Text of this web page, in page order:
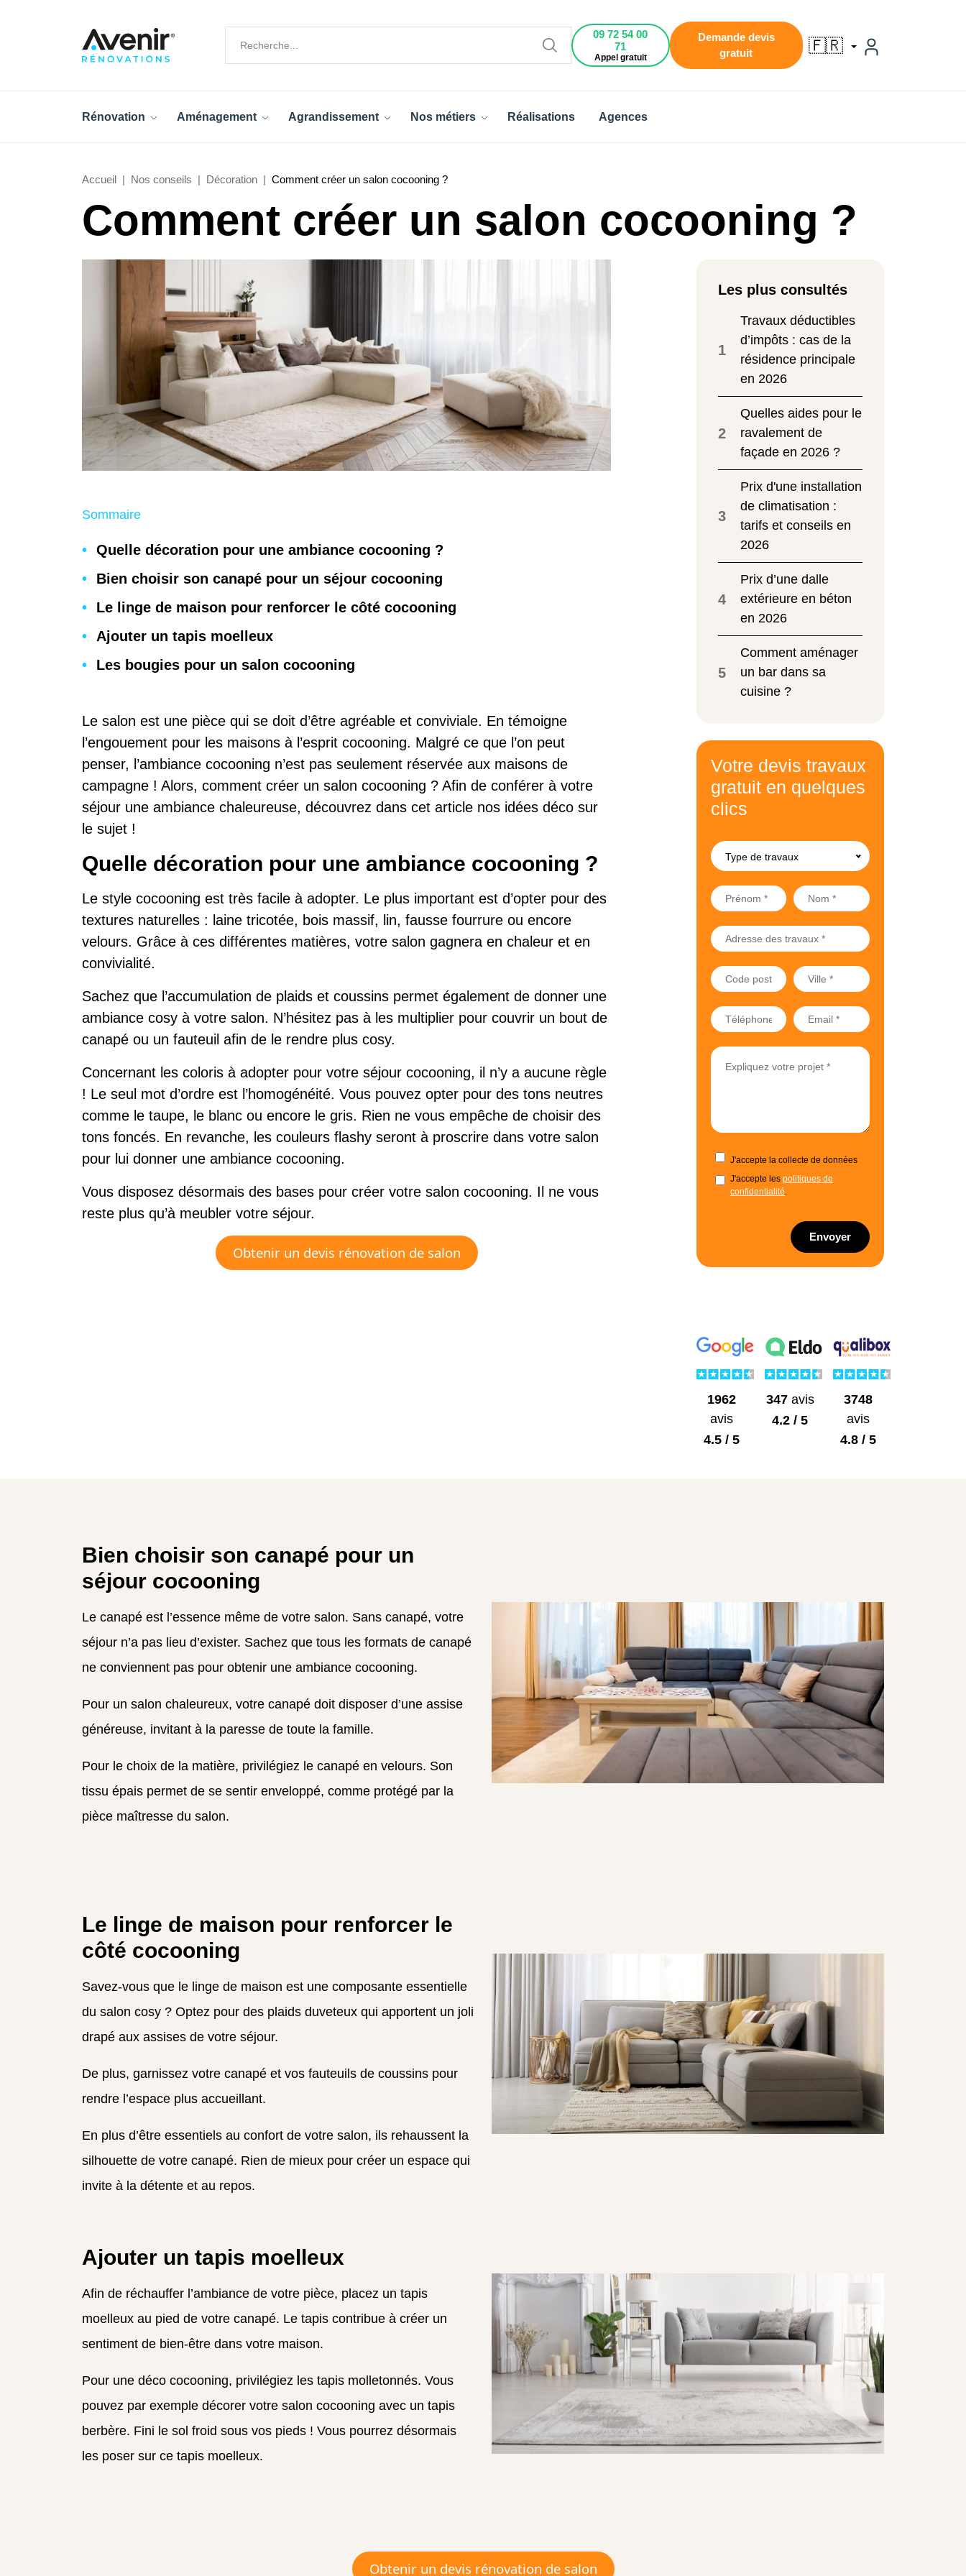
09 72 54 00
71
Appel gratuit
Demande devis
gratuit
🇫🇷
Rénovation Aménagement Agrandissement Nos métiers Réalisations Agences
Accueil Nos conseils Décoration Comment créer un salon cocooning ?
Comment créer un salon cocooning ?
Sommaire
Quelle décoration pour une ambiance cocooning ?
Bien choisir son canapé pour un séjour cocooning
Le linge de maison pour renforcer le côté cocooning
Ajouter un tapis moelleux
Les bougies pour un salon cocooning
Le salon est une pièce qui se doit d’être agréable et conviviale. En témoigne
l’engouement pour les maisons à l’esprit cocooning. Malgré ce que l’on peut
penser, l’ambiance cocooning n’est pas seulement réservée aux maisons de
campagne ! Alors, comment créer un salon cocooning ? Afin de conférer à votre
séjour une ambiance chaleureuse, découvrez dans cet article nos idées déco sur
le sujet !
Quelle décoration pour une ambiance cocooning ?
Le style cocooning est très facile à adopter. Le plus important est d’opter pour des
textures naturelles : laine tricotée, bois massif, lin, fausse fourrure ou encore
velours. Grâce à ces différentes matières, votre salon gagnera en chaleur et en
convivialité.
Sachez que l’accumulation de plaids et coussins permet également de donner une
ambiance cosy à votre salon. N’hésitez pas à les multiplier pour couvrir un bout de
canapé ou un fauteuil afin de le rendre plus cosy.
Concernant les coloris à adopter pour votre séjour cocooning, il n’y a aucune règle
! Le seul mot d’ordre est l’homogénéité. Vous pouvez opter pour des tons neutres
comme le taupe, le blanc ou encore le gris. Rien ne vous empêche de choisir des
tons foncés. En revanche, les couleurs flashy seront à proscrire dans votre salon
pour lui donner une ambiance cocooning.
Vous disposez désormais des bases pour créer votre salon cocooning. Il ne vous
reste plus qu’à meubler votre séjour.
Obtenir un devis rénovation de salon
Les plus consultés
1
Travaux déductibles
d’impôts : cas de la
résidence principale
en 2026
2
Quelles aides pour le
ravalement de
façade en 2026 ?
3
Prix d'une installation
de climatisation :
tarifs et conseils en
2026
4
Prix d’une dalle
extérieure en béton
en 2026
5
Comment aménager
un bar dans sa
cuisine ?
Votre devis travaux
gratuit en quelques
clics
Type de travaux
J'accepte la collecte de données
J'accepte les politiques de
confidentialité.
Envoyer
1962
avis
4.5 / 5
347avis
4.2 / 5
3748
avis
4.8 / 5
Bien choisir son canapé pour un
séjour cocooning
Le canapé est l’essence même de votre salon. Sans canapé, votre
séjour n’a pas lieu d’exister. Sachez que tous les formats de canapé
ne conviennent pas pour obtenir une ambiance cocooning.
Pour un salon chaleureux, votre canapé doit disposer d’une assise
généreuse, invitant à la paresse de toute la famille.
Pour le choix de la matière, privilégiez le canapé en velours. Son
tissu épais permet de se sentir enveloppé, comme protégé par la
pièce maîtresse du salon.
Le linge de maison pour renforcer le
côté cocooning
Savez-vous que le linge de maison est une composante essentielle
du salon cosy ? Optez pour des plaids duveteux qui apportent un joli
drapé aux assises de votre séjour.
De plus, garnissez votre canapé et vos fauteuils de coussins pour
rendre l’espace plus accueillant.
En plus d’être essentiels au confort de votre salon, ils rehaussent la
silhouette de votre canapé. Rien de mieux pour créer un espace qui
invite à la détente et au repos.
Ajouter un tapis moelleux
Afin de réchauffer l’ambiance de votre pièce, placez un tapis
moelleux au pied de votre canapé. Le tapis contribue à créer un
sentiment de bien-être dans votre maison.
Pour une déco cocooning, privilégiez les tapis molletonnés. Vous
pouvez par exemple décorer votre salon cocooning avec un tapis
berbère. Fini le sol froid sous vos pieds ! Vous pourrez désormais
les poser sur ce tapis moelleux.
Obtenir un devis rénovation de salon